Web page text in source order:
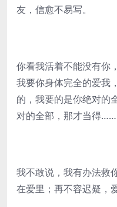
友，信愈不易写。
你看我活着不能没有你
我要你身体完全的爱我
的，我要的是你绝对
对的全部，那才当得……
我不敢说，我有办法救
在爱里；再不容迟疑，